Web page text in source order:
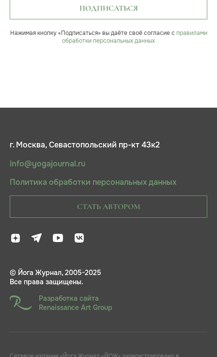
ПОДПИСАТЬСЯ
Нажимая кнопку «Подписаться» вы даёте своё согласие с правилами
обработки персональных данных
г. Москва, Севастопольский пр-кт 43к2
info@yogajournal.ru
Политика обработки персональных данных
СТАТЬ АВТОРОМ
© Йога Журнал, 2005-2025
Все права защищены.
Разработка сайта
Renaissance Art Group